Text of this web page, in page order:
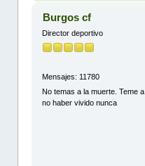
Burgos cf
Director deportivo
Mensajes: 11780
No temas a la muerte. Teme a
no haber vivido nunca